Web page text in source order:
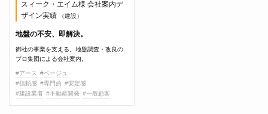
スィーク・エイム様 会社案内デ
ザイン実績
（建設）
地盤の不安、即解決。
御社の事業を支える。地盤調査・改良の
プロ集団による会社案内。
#アース
#ベージュ
#信頼感 #専門的 #安定感
#建設業者 #不動産開発 #一般顧客